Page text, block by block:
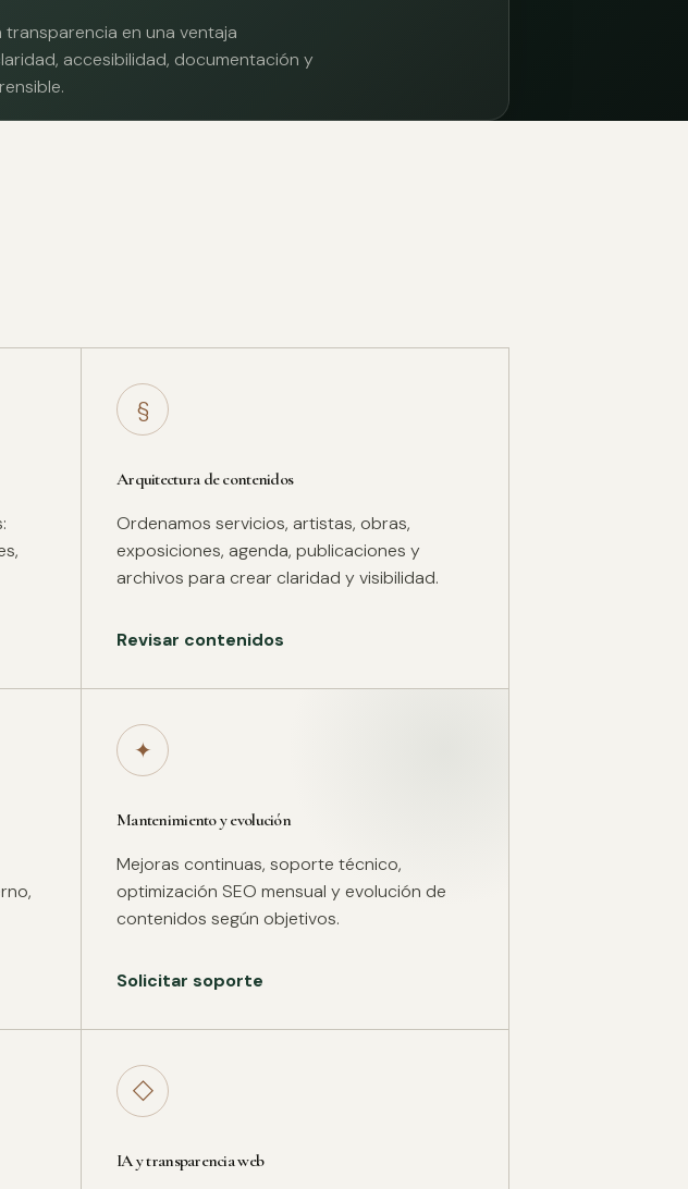
transparencia en una ventaja
accesibilidad, documentación y
§
Arquitectura de contenidos
Ordenamos servicios, artistas, obras,
exposiciones, agenda, publicaciones y
archivos para crear claridad y visibilidad.
Revisar contenidos
✦
Mantenimiento y evolución
Mejoras continuas, soporte técnico,
optimización SEO mensual y evolución de
contenidos según objetivos.
Solicitar soporte
◇
IA y transparencia web